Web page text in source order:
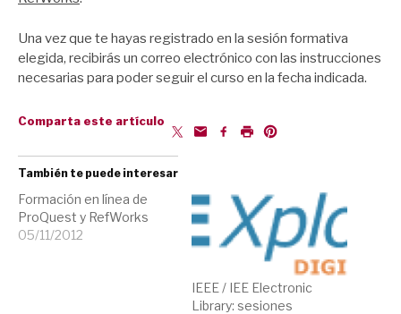
Una vez que te hayas registrado en la sesión formativa
elegida, recibirás un correo electrónico con las instrucciones
necesarias para poder seguir el curso en la fecha indicada.
Comparta este artículo
También te puede interesar
Formación en línea de
ProQuest y RefWorks
05/11/2012
IEEE / IEE Electronic
Library: sesiones